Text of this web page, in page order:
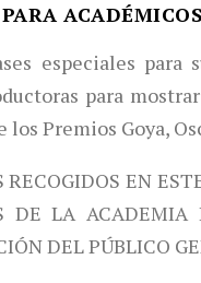
ACADÉMICOS
especiales para
para
los Premios Goya,
EN
DE LA
DEL PÚBLICO